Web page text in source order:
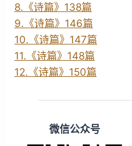
8.《诗篇》138篇
9.《诗篇》146篇
10.《诗篇》147篇
11.《诗篇》148篇
12.《诗篇》150篇
微信公众号